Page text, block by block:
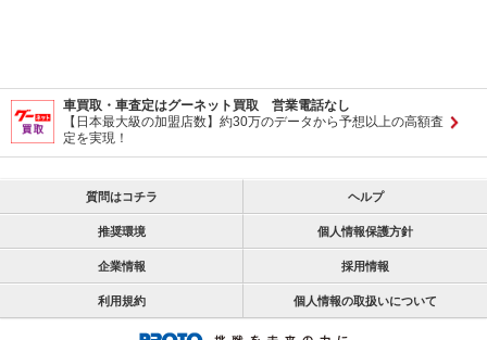
車買取・車査定はグーネット買取 営業電話なし
【日本最大級の加盟店数】約30万のデータから予想以上の高額査
定を実現！
質問はコチラ ヘルプ
推奨環境 個人情報保護方針
企業情報 採用情報
利用規約 個人情報の取扱いについて